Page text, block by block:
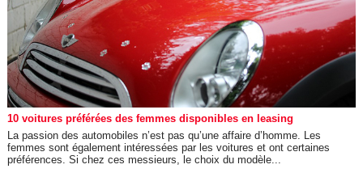
10 voitures préférées des femmes disponibles en leasing
La passion des automobiles n’est pas qu’une affaire d’homme. Les
femmes sont également intéressées par les voitures et ont certaines
préférences. Si chez ces messieurs, le choix du modèle...